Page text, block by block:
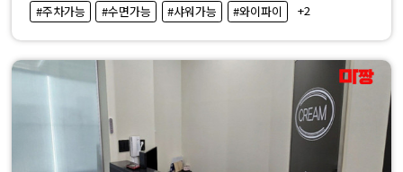
#주차가능 #수면가능 #샤워가능 #와이파이 +2